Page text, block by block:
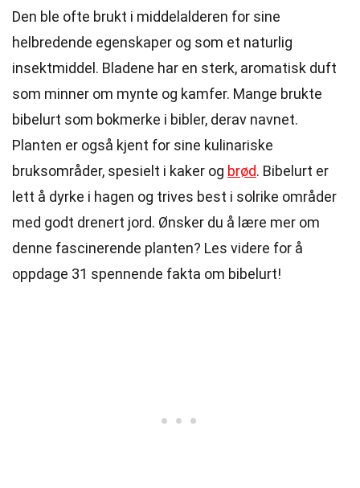
Den ble ofte brukt i middelalderen for sine
helbredende egenskaper og som et naturlig
insektmiddel. Bladene har en sterk, aromatisk duft
som minner om mynte og kamfer. Mange brukte
bibelurt som bokmerke i bibler, derav navnet.
Planten er også kjent for sine kulinariske
bruksområder, spesielt i kaker og brød. Bibelurt er
lett å dyrke i hagen og trives best i solrike områder
med godt drenert jord. Ønsker du å lære mer om
denne fascinerende planten? Les videre for å
oppdage 31 spennende fakta om bibelurt!